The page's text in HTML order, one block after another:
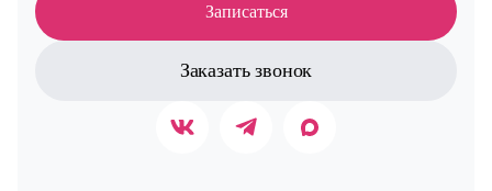
Записаться
Заказать звонок